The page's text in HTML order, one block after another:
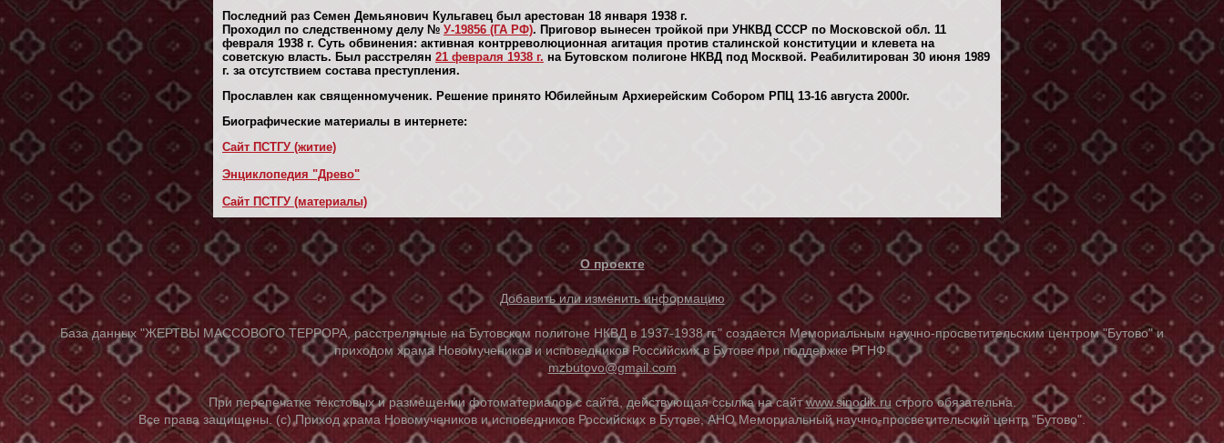
Последний раз Семен Демьянович Кульгавец был арестован 18 января 1938 г.
Проходил по следственному делу № У-19856 (ГА РФ). Приговор вынесен тройкой при УНКВД СССР по Московской обл. 11
февраля 1938 г. Суть обвинения: активная контрреволюционная агитация против сталинской конституции и клевета на
советскую власть. Был расстрелян 21 февраля 1938 г. на Бутовском полигоне НКВД под Москвой. Реабилитирован 30 июня 1989
г. за отсутствием состава преступления.
Прославлен как священномученик. Решение принято Юбилейным Архиерейским Собором РПЦ 13-16 августа 2000г.
Биографические материалы в интернете:
Сайт ПСТГУ (житие)
Энциклопедия "Древо"
Сайт ПСТГУ (материалы)
О проекте
Добавить или изменить информацию
База данных "ЖЕРТВЫ МАССОВОГО ТЕРРОРА, расстрелянные на Бутовском полигоне НКВД в 1937-1938 гг." создается Мемориальным научно-просветительским центром "Бутово" и
приходом храма Новомучеников и исповедников Российских в Бутове при поддержке РГНФ.
mzbutovo@gmail.com
При перепечатке текстовых и размещении фотоматериалов с сайта, действующая ссылка на сайтwww.sinodik.ru строго обязательна.
Все права защищены. (с) Приход храма Новомучеников и исповедников Российских в Бутове, АНО Мемориальный научно-просветительский центр "Бутово".